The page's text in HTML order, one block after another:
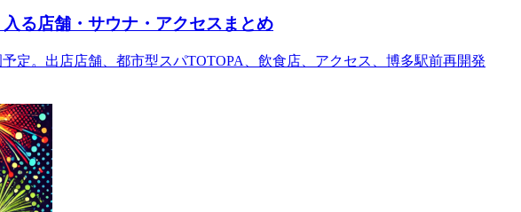
る店舗・サウナ・アクセスまとめ
定。出店店舗、都市型スパTOTOPA、飲食店、アクセス、博多駅前再開発